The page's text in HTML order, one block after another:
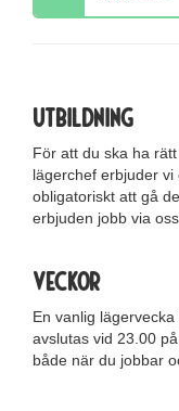
Utbildning
För att du ska ha
lägerchef erbjuder
obligatoriskt att gå
erbjuden jobb via oss.
Veckor
En vanlig
avslutas vid 23.00
både när du jobbar